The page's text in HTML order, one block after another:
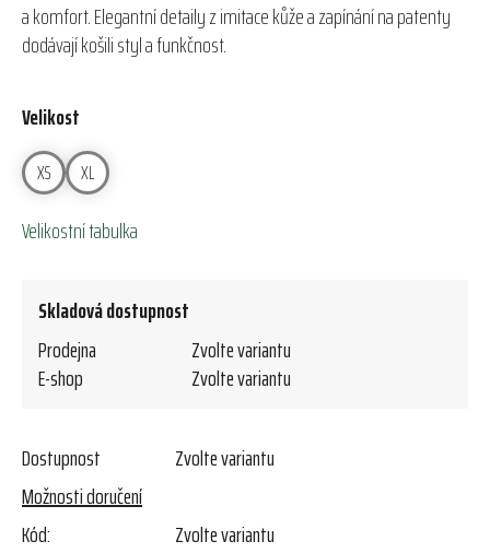
a komfort. Elegantní detaily z imitace kůže a zapínání na patenty
dodávají košili styl a funkčnost.
Velikost
XS XL
Velikostní tabulka
Skladová dostupnost
Prodejna
Zvolte variantu
E-shop
Zvolte variantu
Dostupnost
Zvolte variantu
Možnosti doručení
Kód:
Zvolte variantu